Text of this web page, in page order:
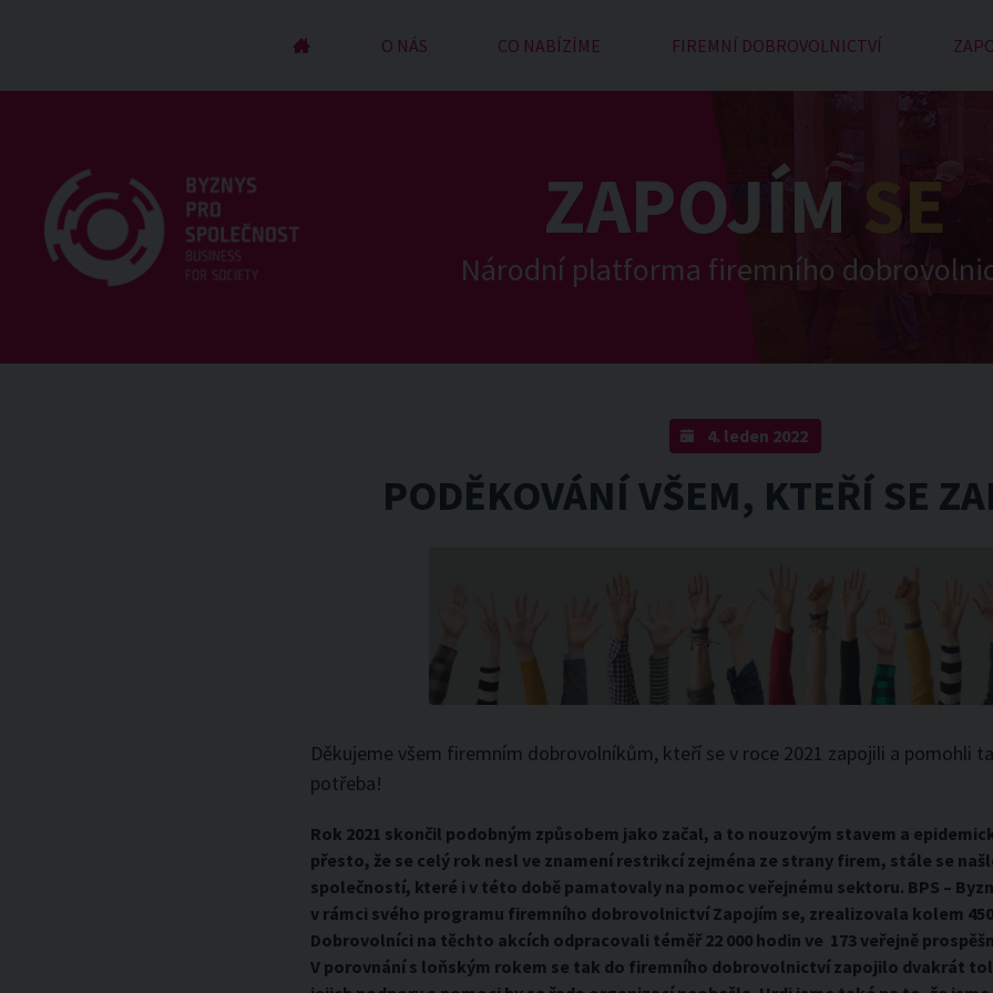
O NÁS CO NABÍZÍME FIREMNÍ DOBROVOLNICTVÍ
ZAPOJÍMSE
Národní platforma firemního
4. leden 2022
PODĚKOVÁNÍ VŠEM, KTEŘÍ SE
Děkujeme všem firemním dobrovolníkům, kteří se v roce 2021 zapojili a pomohli
potřeba!
Rok 2021 skončil podobným způsobem jako začal, a to nouzovým stavem a
přesto, že se celý rok nesl ve znamení restrikcí zejména ze strany firem, stále se
společností, které i v této době pamatovaly na pomoc veřejnému sektoru. BPS –
v rámci svého programu firemního dobrovolnictví Zapojím se, zrealizovala kolem
Dobrovolníci na těchto akcích odpracovali téměř 22 000 hodin ve 173 veřejně
V porovnání s loňským rokem se tak do firemního dobrovolnictví zapojilo dvakrát